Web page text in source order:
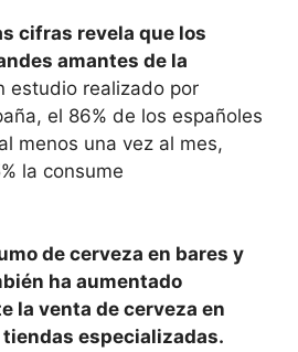
cifras revela que los
amantes de la
estudio realizado por
el 86% de los españoles
menos una vez al mes,
la consume
de cerveza en bares y
ha aumentado
la venta de cerveza en
especializadas.